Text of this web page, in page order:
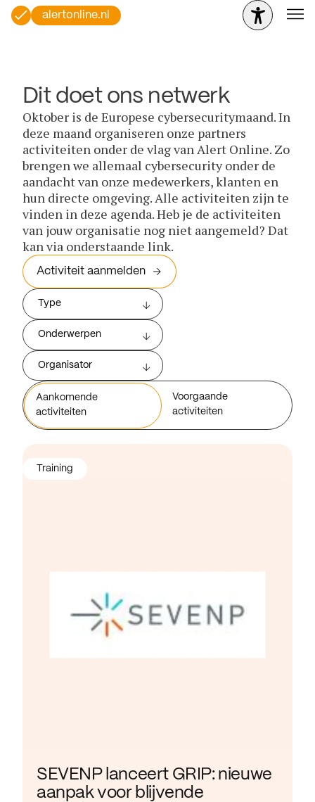
alertonline.nl
Dit doet ons netwerk
Oktober is de Europese cybersecuritymaand. In
deze maand organiseren onze partners
activiteiten onder de vlag van Alert Online. Zo
brengen we allemaal cybersecurity onder de
aandacht van onze medewerkers, klanten en
hun directe omgeving. Alle activiteiten zijn te
vinden in deze agenda. Heb je de activiteiten
van jouw organisatie nog niet aangemeld? Dat
kan via onderstaande link.
Activiteit aanmelden
Type
Onderwerpen
Organisator
Aankomende
activiteiten
Voorgaande
activiteiten
SEVENP lanceert GRIP: nieuwe
aanpak voor blijvende
Training